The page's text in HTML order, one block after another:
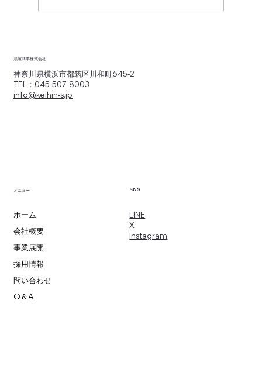
渓濱商事株式会社
神奈川県横浜市都筑区川和町645-2
TEL：045-507-8003
info@keihin-s.jp
メニュー
ホーム
会社概要
事業展開
採用情報
問い合わせ
Q＆A
​LINE
X
​Instagram
SNS